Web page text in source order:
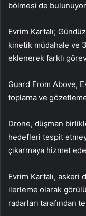
bölmesi de
Evrim Kartalı;
kinetik müdahale ve
eklenerek farklı
Guard From Above,
toplama ve
Drone, düşman
hedefleri tespit
çıkarmaya hizmet
Evrim Kartalı,
ilerleme olarak
radarları tarafından